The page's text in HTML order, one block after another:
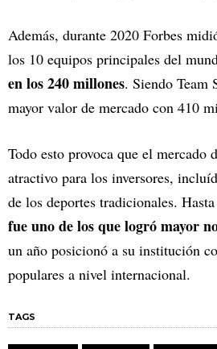
Además, durante 2020 Forbes
los 10 equipos principales del
en los 240 millones. Siendo Team
mayor valor de mercado con 410
Todo esto provoca que el mercado
atractivo para los inversores,
de los deportes tradicionales.
fue uno de los que logró mayor
un año posicionó a su institución
populares a nivel internacional.
TAGS